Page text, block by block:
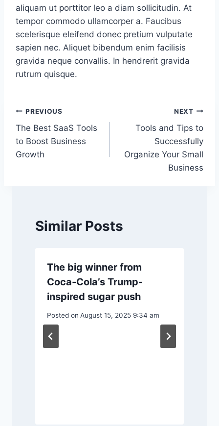
aliquam ut porttitor leo a diam sollicitudin. At
tempor commodo ullamcorper a. Faucibus
scelerisque eleifend donec pretium vulputate
sapien nec. Aliquet bibendum enim facilisis
gravida neque convallis. In hendrerit gravida
rutrum quisque.
Post
navigation
PREVIOUS
The Best SaaS Tools
to Boost Business
Growth
NEXT
Tools and Tips to
Successfully
Organize Your Small
Business
Similar Posts
The big winner from
Coca-Cola’s Trump-
inspired sugar push
Posted on August 15, 2025 9:34 am